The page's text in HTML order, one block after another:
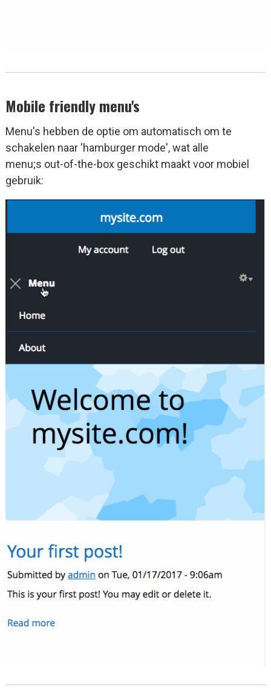
Mobile friendly menu's
Menu's hebben de optie om automatisch om te
schakelen naar 'hamburger mode', wat alle
menu;s out-of-the-box geschikt maakt voor mobiel
gebruik: